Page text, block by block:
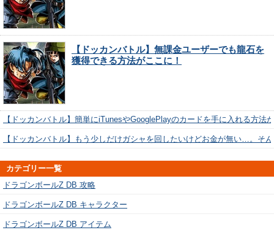
【ドッカンバトル】無課金ユーザーでも龍石を
獲得できる方法がここに！
【ドッカンバトル】簡単にiTunesやGooglePlayのカードを手に入れる方法
【ドッカンバトル】もう少しだけガシャを回したいけどお金が無い…。そ
カテゴリー一覧
ドラゴンボールZ DB 攻略
ドラゴンボールZ DB キャラクター
ドラゴンボールZ DB アイテム